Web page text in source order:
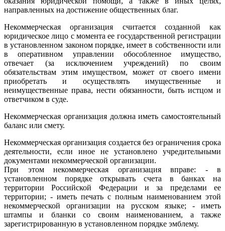
направленных на достижение общественных благ.
Некоммерческая организация считается созданной как
юридическое лицо с момента ее государственной регистрации
в установленном законом порядке, имеет в собственности или
в оперативном управлении обособленное имущество,
отвечает (за исключением учреждений) по своим
обязательствам этим имуществом, может от своего имени
приобретать и осуществлять имущественные и
неимущественные права, нести обязанности, быть истцом и
ответчиком в суде.
Некоммерческая организация должна иметь самостоятельный
баланс или смету.
Некоммерческая организация создается без ограничения срока
деятельности, если иное не установлено учредительными
документами некоммерческой организации.
При этом некоммерческая организация вправе: - в
установленном порядке открывать счета в банках на
территории Российской Федерации и за пределами ее
территории; - иметь печать с полным наименованием этой
некоммерческой организации на русском языке; - иметь
штампы и бланки со своим наименованием, а также
зарегистрированную в установленном порядке эмблему.